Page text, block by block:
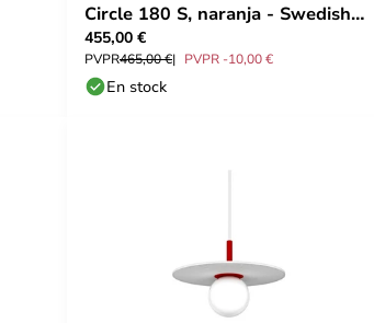
Circle 180 S, naranja - Swedish
Ninja
455,00 €
PVPR465,00 € PVPR -10,00 €
En stock